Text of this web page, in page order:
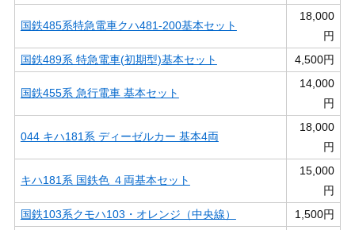
国鉄485系特急電車クハ481-200基本セット
18,000
円
国鉄489系 特急電車(初期型)基本セット
4,500円
国鉄455系 急行電車 基本セット
14,000
円
044 キハ181系 ディーゼルカー 基本4両
18,000
円
キハ181系 国鉄色 ４両基本セット
15,000
円
国鉄103系クモハ103・オレンジ（中央線）
1,500円